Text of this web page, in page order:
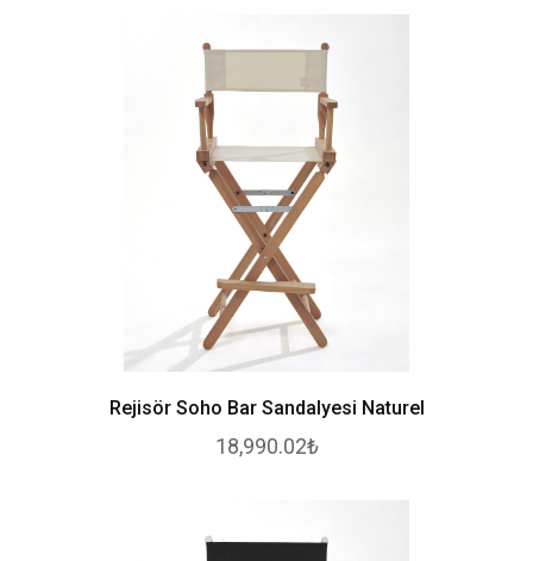
Rejisör Soho Bar Sandalyesi Naturel
18,990.02₺